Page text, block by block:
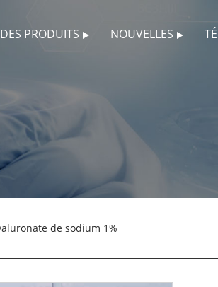
DES PRODUITS NOUVELLES
de sodium 1%